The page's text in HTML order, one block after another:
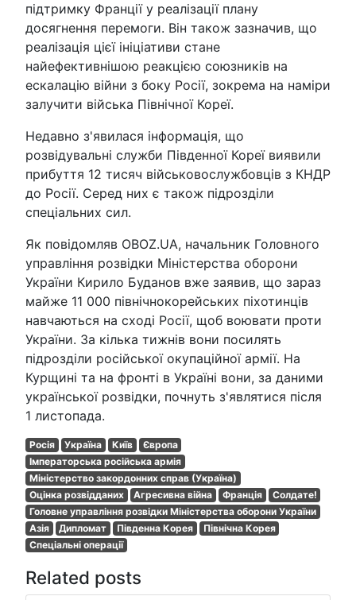
підтримку Франції у реалізації плану
досягнення перемоги. Він також зазначив, що
реалізація цієї ініціативи стане
найефективнішою реакцією союзників на
ескалацію війни з боку Росії, зокрема на наміри
залучити війська Північної Кореї.
Недавно з'явилася інформація, що
розвідувальні служби Південної Кореї виявили
прибуття 12 тисяч військовослужбовців з КНДР
до Росії. Серед них є також підрозділи
спеціальних сил.
Як повідомляв OBOZ.UA, начальник Головного
управління розвідки Міністерства оборони
України Кирило Буданов вже заявив, що зараз
майже 11 000 північнокорейських піхотинців
навчаються на сході Росії, щоб воювати проти
України. За кілька тижнів вони посилять
підрозділи російської окупаційної армії. На
Курщині та на фронті в Україні вони, за даними
української розвідки, почнуть з'являтися після
1 листопада.
Росія Україна Київ
Європа
Імператорська російська армія
Міністерство закордонних справ (Україна)
Оцінка розвідданих
Агресивна війна Франція
Солдате!
Головне управління розвідки Міністерства оборони України
Азія
Дипломат Південна Корея
Північна Корея
Спеціальні операції
Related posts